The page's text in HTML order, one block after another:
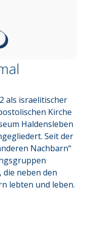
als israelitischer
Kirche
Haldensleben
Seit der
Nachbarn“
neben den
lebten und leben.